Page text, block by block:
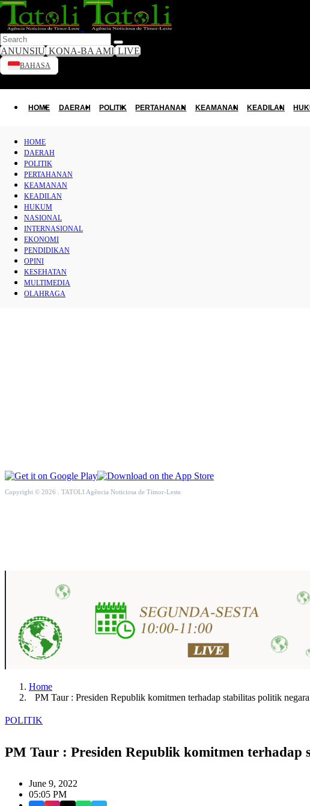
DAERAH
PERTAHANAN
KEAMANAN
KEADILAN
HUKUM
NASIONAL
INTERNASIONAL
Copyright © 2026 . TATOLI Agência Noticiosa de Timor-Leste.
ANUNSIU KONA-BA AMI LIVE
BAHASA
HOME DAERAH POLITIK PERTAHANAN KEAMANAN KEADILAN
HOME
DAERAH
POLITIK
PERTAHANAN
KEAMANAN
KEADILAN
HUKUM
NASIONAL
INTERNASIONAL
EKONOMI
PENDIDIKAN
OPINI
KESEHATAN
MULTIMEDIA
OLAHRAGA
Home
PM Taur : Presiden Republik komitmen terhadap stabilitas politik negara
POLITIK
PM Taur : Presiden Republik komitmen terhadap
June 9, 2022
05:05 PM